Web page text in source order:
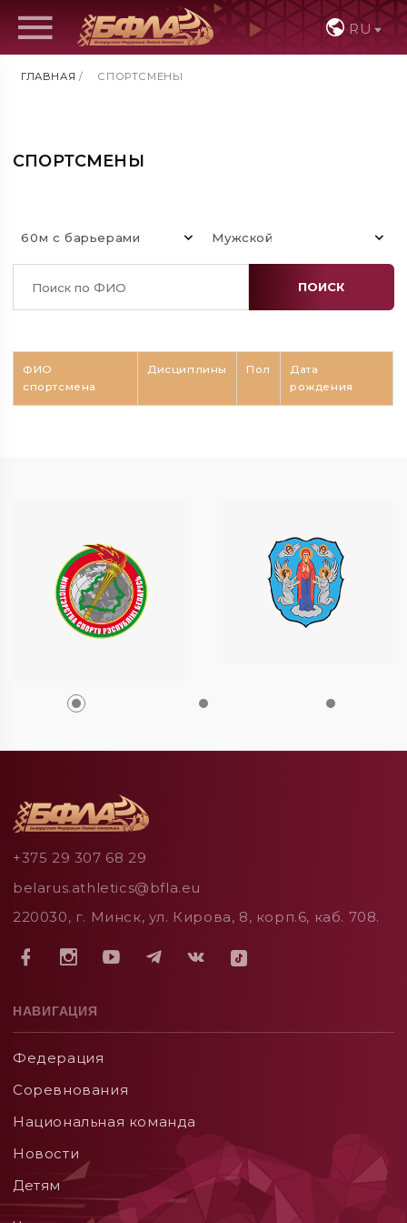
RU
ГЛАВНАЯ / СПОРТСМЕНЫ
СПОРТСМЕНЫ
60м с барьерами Мужской
ПОИСК
ФИО
спортсмена
Дисциплины Пол
Дата
рождения
+375 29 307 68 29
belarus.athletics@bfla.eu
220030, г. Минск, ул. Кирова, 8, корп.6, каб. 708.
НАВИГАЦИЯ
Федерация
Соревнования
Национальная команда
Новости
Детям